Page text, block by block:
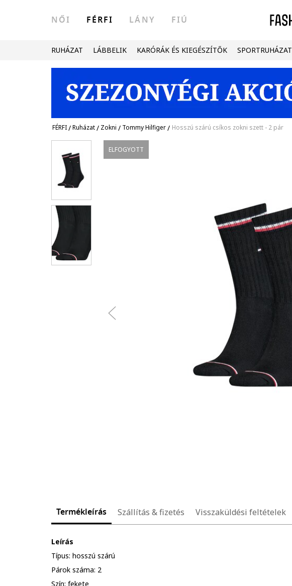
NŐI FÉRFI LÁNY FIÚ
RUHÁZAT LÁBBELIK KARÓRÁK ÉS KIEGÉSZÍTŐK SPORTRUHÁZAT
FÉRFI/Ruházat/ Zokni / Tommy Hilfiger/ Hosszú szárú csíkos zokni szett - 2 pár
ELFOGYOTT
Termékleírás Szállítás & fizetés Visszaküldési feltételek
Leírás
Típus: hosszú szárú
Párok száma: 2
Szín: fekete